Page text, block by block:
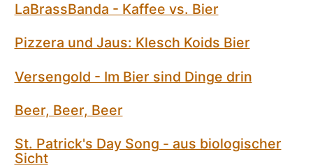
LaBrassBanda - Kaffee vs. Bier
Pizzera und Jaus: Klesch Koids Bier
Versengold - Im Bier sind Dinge drin
Beer, Beer, Beer
St. Patrick's Day Song - aus biologischer
Sicht